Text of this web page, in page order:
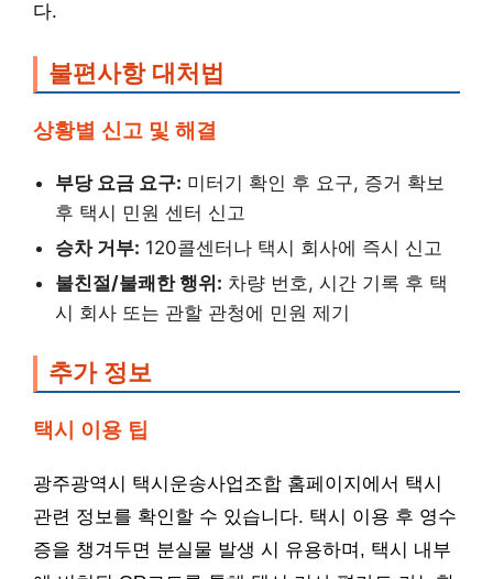
다.
불편사항 대처법
상황별 신고 및 해결
부당 요금 요구: 미터기 확인 후 요구, 증거 확보
후 택시 민원 센터 신고
승차 거부: 120콜센터나 택시 회사에 즉시 신고
불친절/불쾌한 행위: 차량 번호, 시간 기록 후 택
시 회사 또는 관할 관청에 민원 제기
추가 정보
택시 이용 팁
광주광역시 택시운송사업조합 홈페이지에서 택시
관련 정보를 확인할 수 있습니다. 택시 이용 후 영수
증을 챙겨두면 분실물 발생 시 유용하며, 택시 내부